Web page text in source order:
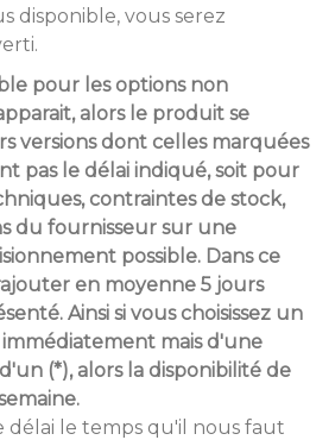
disponible, vous serez
pour les options non
alors le produit se
versions dont celles marquées
pas le délai indiqué, soit pour
contraintes de stock,
du fournisseur sur une
possible. Dans ce
en moyenne 5 jours
Ainsi si vous choisissez un
mais d'une
(*), alors la disponibilité de
délai le temps qu'il nous faut